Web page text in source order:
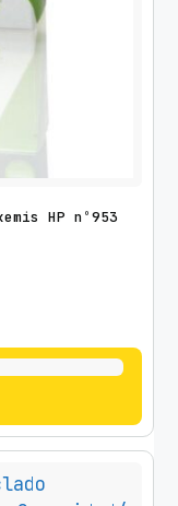
HP nº953